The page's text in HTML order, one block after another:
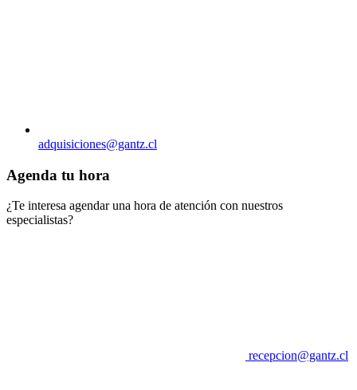
adquisiciones@gantz.cl
Agenda tu hora
¿Te interesa agendar una hora de atención con nuestros
especialistas?
recepcion@gantz.cl